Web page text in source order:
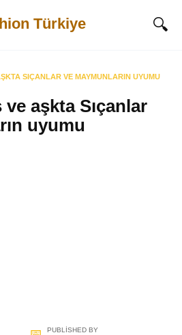
Türkiye
SIÇANLAR VE MAYMUNLARIN UYUMU
aşkta Sıçanlar
uyumu
PUBLISHED BY